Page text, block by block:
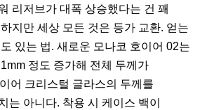
리저브가 대폭 상승했다는 건 꽤
지만 세상 모든 것은 등가 교환. 얻는
있는 법. 새로운 모나코 호이어 02는
정도 증가해 전체 두께가
어 크리스털 글라스의 두께를
는 아니다. 착용 시 케이스 백이